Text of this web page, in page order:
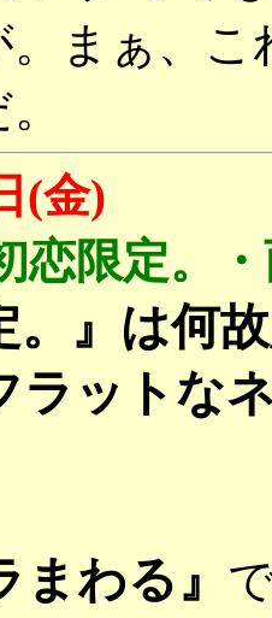
。まぁ、
(金)
恋限定。
。』は
ラットな
まわる』